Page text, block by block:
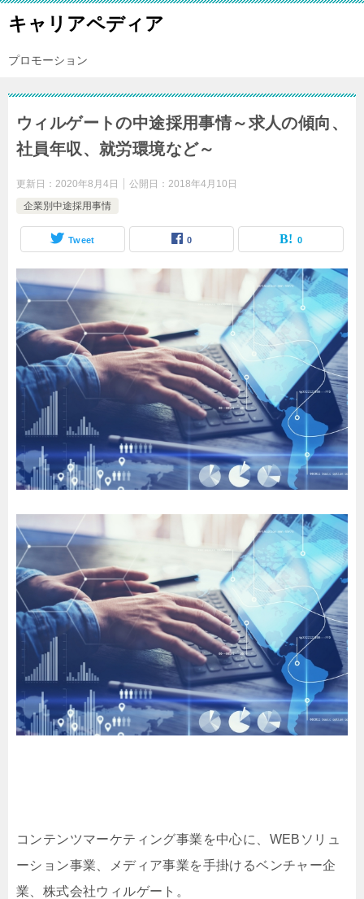
キャリアペディア
プロモーション
ウィルゲートの中途採用事情～求人の傾向、
社員年収、就労環境など～
更新日： 2020年8月4日 公開日： 2018年4月10日
企業別中途採用事情
Tweet 0 0
コンテンツマーケティング事業を中心に、WEBソリュ
ーション事業、メディア事業を手掛けるベンチャー企
業、株式会社ウィルゲート。